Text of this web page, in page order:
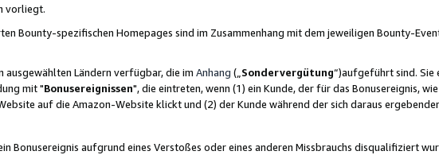
vorliegt.
Bounty-spezifischen Homepages sind im Zusammenhang mit dem jeweiligen Bounty-
ausgewählten Ländern verfügbar, die im Anhang („ Sondervergütung“)aufgeführt sind. Sie
mit "Bonusereignissen", die eintreten, wenn (1) ein Kunde, der für das Bonusereignis,
auf die Amazon-Website klickt und (2) der Kunde während der sich daraus
Bonusereignis aufgrund eines Verstoßes oder eines anderen Missbrauchs disqualifiziert